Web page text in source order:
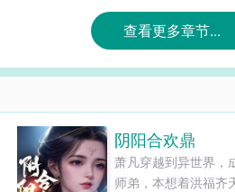
查看更多章节...
阴阳合欢鼎
萧凡穿越到异世界，
师弟，本想着洪福齐